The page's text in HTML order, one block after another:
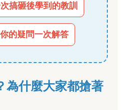
搞砸後學到的教訓
的疑問一次解答
為什麼大家都搶著